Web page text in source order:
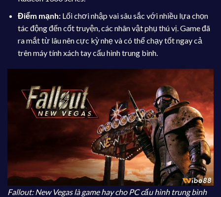
Điểm mạnh:Lối chơi nhập vai sâu sắc với nhiều lựa chọn
tác động đến cốt truyện, các nhân vật phụ thú vị. Game đã
ra mắt từ lâu nên cực kỳ nhẹ và có thể chạy tốt ngay cả
trên máy tính xách tay cấu hình trung bình.
Fallout: New Vegas là game hay cho PC cấu hình trung bình